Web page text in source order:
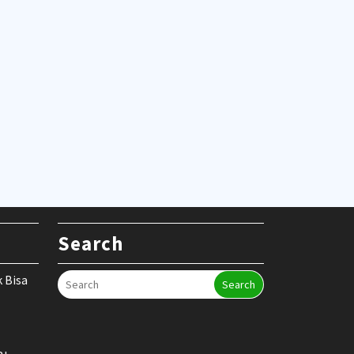
Bisa
Search
Search